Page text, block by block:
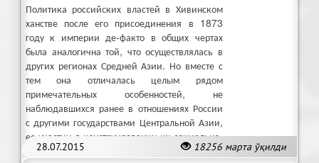
28.07.2015 18256 марта ўқилди
Политика российских властей в Хивинском
ханстве после его присоединения в 1873
году к империи де-факто в общих чертах
была аналогична той, что осуществлялась в
других регионах Средней Азии. Но вместе с
тем она отличалась целым рядом
примечательных особенностей, не
наблюдавшихся ранее в отношениях России
с другими государствами Центральной Азии,
ее участии в конструировании их социально-
политической жизни на новых принципах.